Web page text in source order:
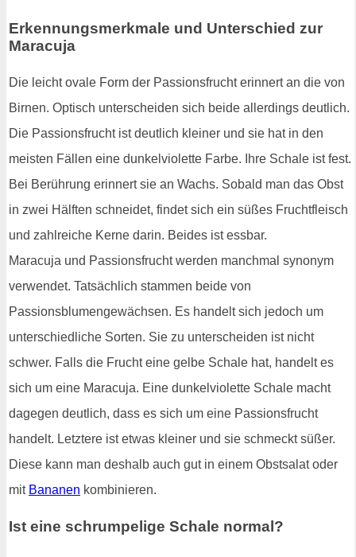
Erkennungsmerkmale und Unterschied zur
Maracuja
Die leicht ovale Form der Passionsfrucht erinnert an die von
Birnen. Optisch unterscheiden sich beide allerdings deutlich.
Die Passionsfrucht ist deutlich kleiner und sie hat in den
meisten Fällen eine dunkelviolette Farbe. Ihre Schale ist fest.
Bei Berührung erinnert sie an Wachs. Sobald man das Obst
in zwei Hälften schneidet, findet sich ein süßes Fruchtfleisch
und zahlreiche Kerne darin. Beides ist essbar.
Maracuja und Passionsfrucht werden manchmal synonym
verwendet. Tatsächlich stammen beide von
Passionsblumengewächsen. Es handelt sich jedoch um
unterschiedliche Sorten. Sie zu unterscheiden ist nicht
schwer. Falls die Frucht eine gelbe Schale hat, handelt es
sich um eine Maracuja. Eine dunkelviolette Schale macht
dagegen deutlich, dass es sich um eine Passionsfrucht
handelt. Letztere ist etwas kleiner und sie schmeckt süßer.
Diese kann man deshalb auch gut in einem Obstsalat oder
mit Bananen kombinieren.
Ist eine schrumpelige Schale normal?